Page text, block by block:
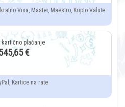
Visa, Master, Maestro, Kripto Valute
€
Kartice na rate